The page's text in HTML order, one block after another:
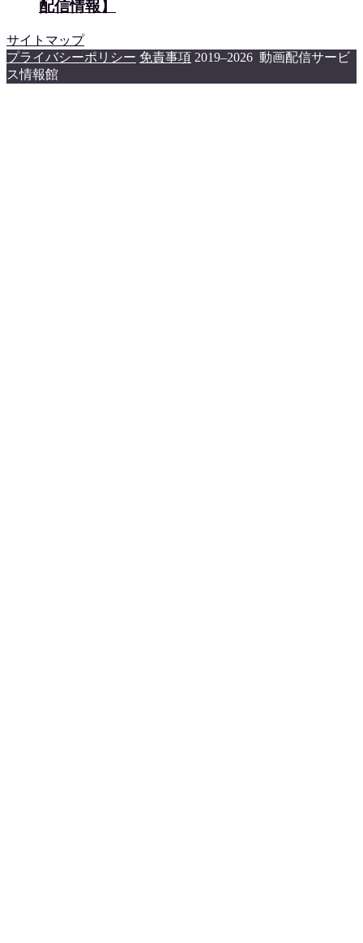
配信情報】
サイトマップ
プライバシーポリシー 免責事項 2019–2026 動画配信サービ
ス情報館